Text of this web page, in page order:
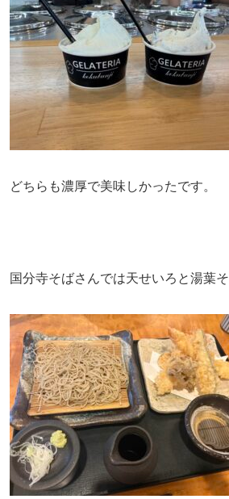
どちらも濃厚で美味しかったです。
国分寺そばさんでは天せいろと湯葉